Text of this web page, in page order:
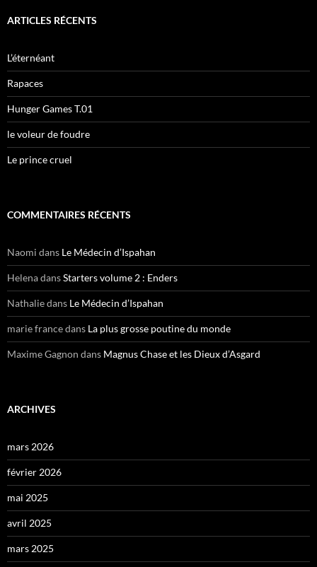
e
h
e
r
:
ARTICLES RÉCENTS
L’éternéant
Rapaces
Hunger Games T.01
le voleur de foudre
Le prince cruel
COMMENTAIRES RÉCENTS
Naomi dans Le Médecin d’Ispahan
HelenadansStarters volume 2 : Enders
Nathaliedans Le Médecin d’Ispahan
marie francedans La plus grosse poutine du monde
Maxime Gagnon dans Magnus Chase et les Dieux d’Asgard
ARCHIVES
mars 2026
février 2026
mai 2025
avril 2025
mars 2025